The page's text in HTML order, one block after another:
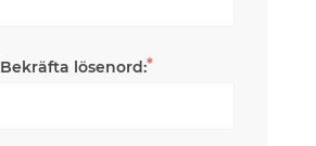
Bekräfta lösenord:*